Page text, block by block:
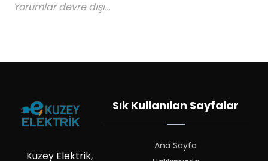
Yorumlar devre dışı...
Kuzey Elektrik,
Sık Kullanılan Sayfalar
Ana Sayfa